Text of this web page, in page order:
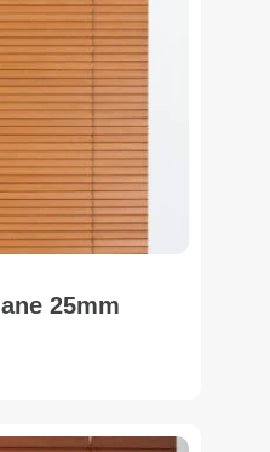
25mm